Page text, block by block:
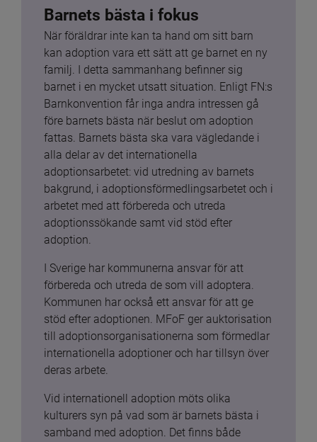
Barnets bästa i fokus
När föräldrar inte kan ta hand om sitt barn
kan adoption vara ett sätt att ge barnet en ny
familj. I detta sammanhang befinner sig
barnet i en mycket utsatt situation. Enligt FN:s
Barnkonvention får inga andra intressen gå
före barnets bästa när beslut om adoption
fattas. Barnets bästa ska vara vägledande i
alla delar av det internationella
adoptionsarbetet: vid utredning av barnets
bakgrund, i adoptionsförmedlingsarbetet och i
arbetet med att förbereda och utreda
adoptionssökande samt vid stöd efter
adoption.
I Sverige har kommunerna ansvar för att
förbereda och utreda de som vill adoptera.
Kommunen har också ett ansvar för att ge
stöd efter adoptionen. MFoF ger auktorisation
till adoptionsorganisationerna som förmedlar
internationella adoptioner och har tillsyn över
deras arbete.
Vid internationell adoption möts olika
kulturers syn på vad som är barnets bästa i
samband med adoption. Det finns både